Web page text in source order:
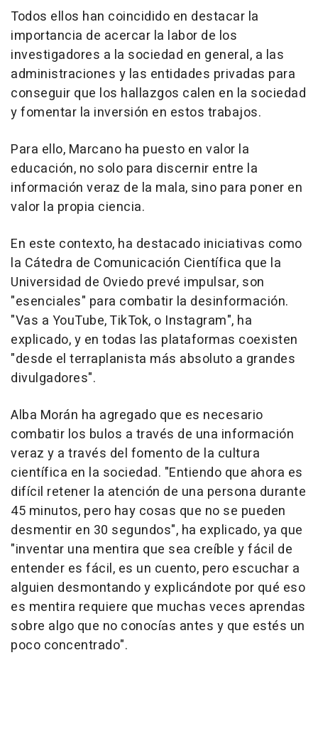
Todos ellos han coincidido en destacar la
importancia de acercar la labor de los
investigadores a la sociedad en general, a las
administraciones y las entidades privadas para
conseguir que los hallazgos calen en la sociedad
y fomentar la inversión en estos trabajos.
Para ello, Marcano ha puesto en valor la
educación, no solo para discernir entre la
información veraz de la mala, sino para poner en
valor la propia ciencia.
En este contexto, ha destacado iniciativas como
la Cátedra de Comunicación Científica que la
Universidad de Oviedo prevé impulsar, son
"esenciales" para combatir la desinformación.
"Vas a YouTube, TikTok, o Instagram", ha
explicado, y en todas las plataformas coexisten
"desde el terraplanista más absoluto a grandes
divulgadores".
Alba Morán ha agregado que es necesario
combatir los bulos a través de una información
veraz y a través del fomento de la cultura
científica en la sociedad. "Entiendo que ahora es
difícil retener la atención de una persona durante
45 minutos, pero hay cosas que no se pueden
desmentir en 30 segundos", ha explicado, ya que
"inventar una mentira que sea creíble y fácil de
entender es fácil, es un cuento, pero escuchar a
alguien desmontando y explicándote por qué eso
es mentira requiere que muchas veces aprendas
sobre algo que no conocías antes y que estés un
poco concentrado".